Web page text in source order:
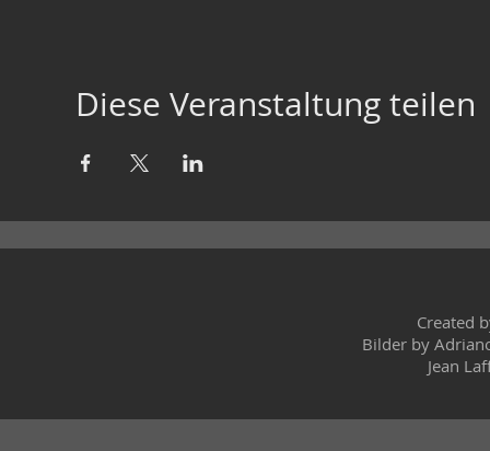
Diese Veranstaltung teilen
Created
Bilder by
Jean